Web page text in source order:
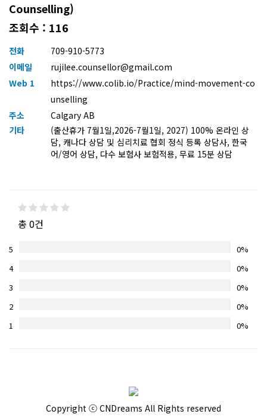
Counselling)
조회수 : 116
전화
709-910-5773
이메일
rujilee.counsellor@gmail.com
Web 1
https://www.colib.io/Practice/mind-movement-co
unselling
주소
Calgary AB
기타
(출산휴가 7월1일,2026-7월1일, 2027) 100% 온라인 상
담, 캐나다 상담 및 심리치료 협회 정식 등록 상담사, 한국
어/영어 상담, 다수 보험사 보험적용, 무료 15분 상담
총 0건
5
0%
4
0%
3
0%
2
0%
1
0%
Copyright ⓒ CNDreams All Rights reserved